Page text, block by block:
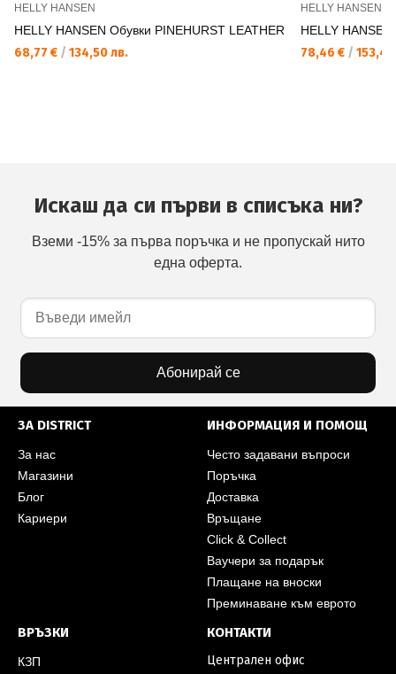
HELLY HANSEN
HELLY HANSEN Обувки PINEHURST LEATHER
68,77 € / 134,50 лв.
HELLY HANSEN
HELLY
78,46 € /
Искаш да си първи в списъка ни?
Вземи -15% за първа поръчка и не пропускай нито
една оферта.
Абонирай се
ЗА DISTRICT
За нас
Магазини
Блог
Кариери
ИНФОРМАЦИЯ И ПОМОЩ
Често задавани въпроси
Поръчка
Доставка
Връщане
Click & Collect
Ваучери за подарък
Плащане на вноски
Преминаване към еврото
ВРЪЗКИ
КЗП
КОНТАКТИ
Централен офис